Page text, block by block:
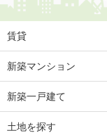
賃貸
新築マンション
新築一戸建て
土地を探す